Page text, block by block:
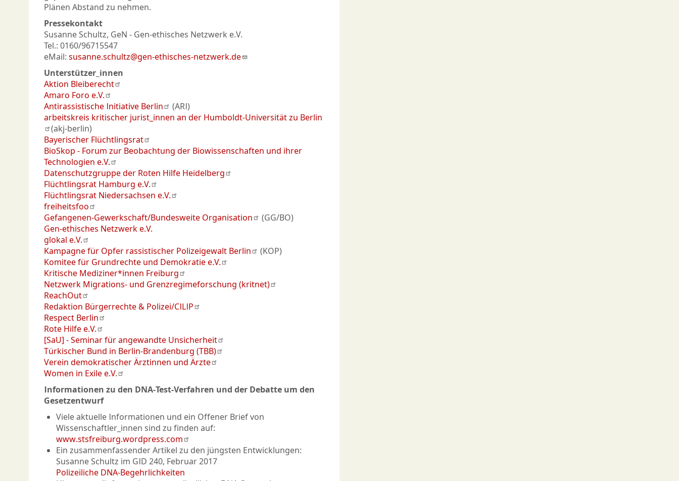
Plänen Abstand zu nehmen.
Pressekontakt
Susanne Schultz, GeN - Gen-ethisches Netzwerk e.V.
Tel.: 0160/96715547
eMail: susanne.schultz@gen-ethisches-netzwerk.de
Unterstützer_innen
Aktion Bleiberecht
Amaro Foro e.V.
Antirassistische Initiative Berlin
(ARI)
arbeitskreis kritischer jurist_innen an der Humboldt-Universität zu Berlin
(akj-berlin)
Bayerischer Flüchtlingsrat
BioSkop - Forum zur Beobachtung der Biowissenschaften und ihrer
Technologien e.V.
Datenschutzgruppe der Roten Hilfe Heidelberg
Flüchtlingsrat Hamburg e.V.
Flüchtlingsrat Niedersachsen e.V.
freiheitsfoo
Gefangenen-Gewerkschaft/Bundesweite Organisation
(GG/BO)
Gen-ethisches Netzwerk e.V.
glokal e.V.
Kampagne für Opfer rassistischer Polizeigewalt Berlin
(KOP)
Komitee für Grundrechte und Demokratie e.V.
Kritische Mediziner*innen Freiburg
Netzwerk Migrations- und Grenzregimeforschung (kritnet)
ReachOut
Redaktion Bürgerrechte & Polizei/CILIP
Respect Berlin
Rote Hilfe e.V.
[SaU] - Seminar für angewandte Unsicherheit
Türkischer Bund in Berlin-Brandenburg (TBB)
Verein demokratischer Ärztinnen und Ärzte
Women in Exile e.V.
Informationen zu den DNA-Test-Verfahren und der Debatte um den
Gesetzentwurf
Viele aktuelle Informationen und ein Offener Brief von
Wissenschaftler_innen sind zu finden auf:
www.stsfreiburg.wordpress.com
Ein zusammenfassender Artikel zu den jüngsten Entwicklungen:
Susanne Schultz im GID 240, Februar 2017
Polizeiliche DNA-Begehrlichkeiten